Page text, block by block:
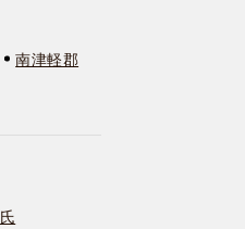
南津軽郡